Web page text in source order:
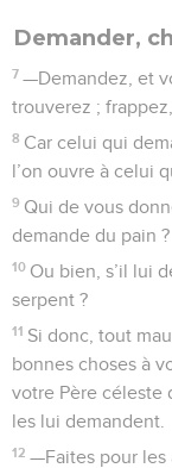
Demander,
7 —Demandez, et
trouverez ;
8 Car celui qui
l’on ouvre à celui
9 Qui de vous
demande du pain ?
10 Ou bien, s’il lui
serpent ?
11 Si donc, tout
bonnes choses à
votre Père céleste
les lui demandent.
12 —Faites pour les